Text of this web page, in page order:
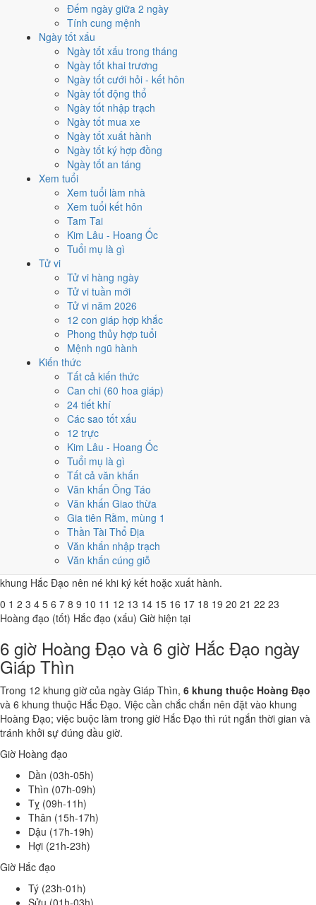
Đếm ngày giữa 2 ngày
Tính cung mệnh
Ngày tốt xấu
Ngày tốt xấu trong tháng
Ngày tốt khai trương
Ngày tốt cưới hỏi - kết hôn
Ngày tốt động thổ
Ngày tốt nhập trạch
Ngày tốt mua xe
Ngày tốt xuất hành
Ngày tốt ký hợp đồng
Ngày tốt an táng
Xem tuổi
Xem tuổi làm nhà
Xem tuổi kết hôn
Tam Tai
Kim Lâu - Hoang Ốc
Tuổi mụ là gì
Tử vi
Tử vi hàng ngày
Tử vi tuần mới
Tử vi năm 2026
12 con giáp hợp khắc
Phong thủy hợp tuổi
Mệnh ngũ hành
Kiến thức
Tất cả kiến thức
Can chi (60 hoa giáp)
24 tiết khí
Các sao tốt xấu
12 trực
Kim Lâu - Hoang Ốc
Tuổi mụ là gì
Tất cả văn khấn
Văn khấn Ông Táo
Văn khấn Giao thừa
Gia tiên Rằm, mùng 1
Thần Tài Thổ Địa
Văn khấn nhập trạch
Văn khấn cúng giỗ
Xấu
Xuất hành - đi xa hôm nay ở
Hoàng Đạo, nhưng Trực Phá và Ngày Đại Hung kéo giảm điểm.
Cách tính ngày tốt
Tìm hiểu cách chấm:Trực Phá nghĩa là gì
phân biệt Hoàng Đạo - Hắc Đạo·
Điểm số tổng hợp từ Trực, Sao 28 Tú và Hoàng Đạo - Hắc Đạo.
sánh cả tháng
Nếu ngày 7/10/2024 không hợp
việc của bạn thì sao?
Ngày 7/10 bị chấm thấp không có nghĩa phải hoãn hết. Hai việc bị
chấm thấp nhất hôm nay là
cách hạ rủi ro mà vẫn giữ được lịch của bạn.
Không cần dời ngày vì 30 ngày quanh 7/10/2024 không có ngày nào
điểm cao hơn
nên có thể đẩy sớm ngay trong ngày.
Coi việc vào giờ Hoàng Đạo trong chính ngày này.
Thìn (07h-09h) rơi đúng giờ hành chính nên dễ sắp xếp nhất
cho việc buộc phải làm đúng ngày 7/10/2024. Bảng đủ 6 giờ
Hoàng Đạo và 6 giờ Hắc Đạo nằm ngay mục kế tiếp.
Mượn tuổi hợp đứng chủ lễ.
Giáp Thìn, nhờ người tuổi này thay mặt động thổ hoặc nhận lễ
giúp giảm phần xung của gia chủ. Cách chọn người mượn tuổi
xem tại hướng dẫn xem tuổi làm nhà
Các cách trên dựa trên quy tắc lịch pháp truyền thống, mang tính
tham khảo văn hóa - tín ngưỡng, không thay thế quyết định chuyên
môn của bạn.
Giờ hoàng đạo ngày 7/10/2024 là
những giờ nào?
Ngày Giáp Thìn có6 giờ Hoàng Đạo
09h), Tỵ (09h-11h), Thân (15h-17h), Dậu (17h-19h), Hợi (21h-23h)
Khung dễ sắp xếp nhất trong giờ hành chính là
khung Hắc Đạo nên né khi ký kết hoặc xuất hành.
0 1 2 3 4 5 6 7 8 9 10 11 12 13 14 15 16 17 18 19 20 21 22 23
Hoàng đạo (tốt) Hắc đạo (xấu) Giờ hiện tại
6 giờ Hoàng Đạo và 6 giờ Hắc Đạo ngày
Giáp Thìn
Trong 12 khung giờ của ngày Giáp Thìn, 6 khung thuộc Hoàng Đạo
và 6 khung thuộc Hắc Đạo. Việc cần chắc chắn nên đặt vào khung
Hoàng Đạo; việc buộc làm trong giờ Hắc Đạo thì rút ngắn thời gian và
tránh khởi sự đúng đầu giờ.
Giờ Hoàng đạo
Dần (03h-05h)
Thìn (07h-09h)
Tỵ (09h-11h)
Thân (15h-17h)
Dậu (17h-19h)
Hợi (21h-23h)
Giờ Hắc đạo
Tý (23h-01h)
Sửu (01h-03h)